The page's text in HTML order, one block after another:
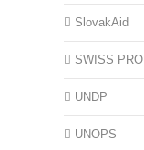
SlovakAid
SWISS PRO
UNDP
UNOPS